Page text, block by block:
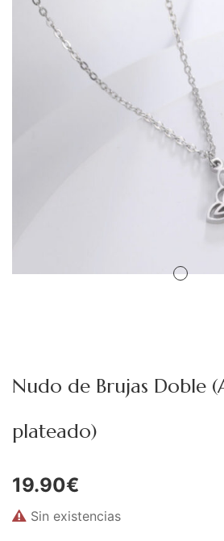
Amuletos Símbolos Celtas
Anillo Atlante
Aromaterapia
Duendes
Hadas
Instrumentos para el Altar
Nudo de Brujas Doble
plateado)
19.90€
Sin existencias